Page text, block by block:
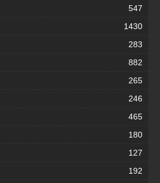
547
1430
283
882
265
246
465
180
127
192